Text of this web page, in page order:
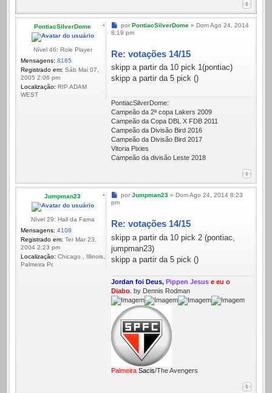
PontiacSilverDome
Nível 46: Role Player
Mensagens: 8165
Registrado em: Sáb Mai 07,
2005 2:06 pm
Localização: RIP ADAM
WEST
Mensagem
por PontiacSilverDome» Dom Ago 24, 2014
8:19 pm
Re: votações 14/15
skipp a partir da 10 pick 1(pontiac)
skipp a partir da 5 pick ()
PontiacSilverDome:
Campeão da 2ª copa Lakers 2009
Campeão da Copa DBL X FDB 2011
Campeão da Divisão Bird 2016
Campeão da Divisão Bird 2017
Vitoria Pixies
Campeão da divisão Leste 2018
Jumpman23
Nível 29: Hall da Fama
Mensagens: 4108
Registrado em: Ter Mar 23,
2004 2:23 pm
Localização: Chicago , Illinois,
Palmeira Pr.
Mensagem
por Jumpman23» Dom Ago 24, 2014 8:23
pm
Re: votações 14/15
skipp a partir da 10 pick 2 (pontiac,
jumpman23)
skipp a partir da 5 pick ()
Jordan foi Deus, Pippen Jesus e eu o
Diabo . by Dennis Rodman
Palmeira Sacis/The Avengers